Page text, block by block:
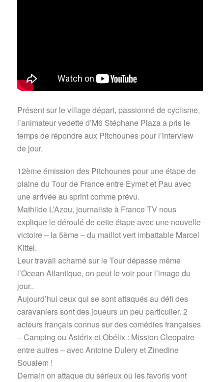
Présent sur le village départ, passionné de cyclisme,
l’animateur vedette d’M6 Stéphane Plaza a pris le
temps de répondre aux Pitchounes pour l’interview
de jour.
12ème émission des Pitchounes pour une étape de
plaine du Tour de France entre Eymet et Pau avec
une arrivée au sprint comme prévu.
Mathilde L’Azou, journaliste à France TV nous
explique le déroulé de cette étape avec une nouvelle
victoire – la 5ème – du maillot vert imbattable Marcel
Kittel.
Leur travail acharné sur le Tour dépasse même
l’Ocean Atlantique, on peut le voir pour l’image du
jour..
Aujourd’hui ceux qui se sont attaqués au défi des
caravaniers sont des joueurs un peu particulier. 2
acteurs français connus sur des comédies françaises
– Camping ou Astérix et Obélix : Mission Cleopatre
entre autres – avec Antoine Dulery et Zinedine
Soualem !
Demain on attaque du sérieux où les favoris vont